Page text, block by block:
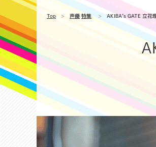
Top 声優 特集 AKIBA’s GATE 立花